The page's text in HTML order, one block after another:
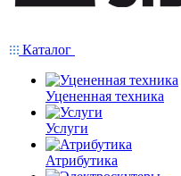
Каталог
Уцененная техника
Услуги
Атрибутика